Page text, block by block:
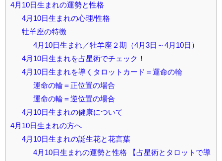
4月10日生まれの運勢と性格
4月10日生まれの心理/性格
牡羊座の特徴
4月10日生まれ／牡羊座２期（4月3日～4月10日）
4月10日生まれを占星術でチェック！
4月10日生まれを導くタロットカード＝運命の輪
運命の輪＝正位置の場合
運命の輪＝逆位置の場合
4月10日生まれの健康について
4月10日生まれの方へ
4月10日生まれの誕生花と花言葉
4月10日生まれの運勢と性格 【占星術とタロットで導